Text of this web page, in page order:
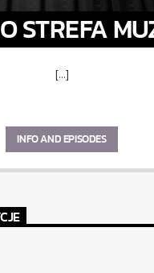
STREFA
[...]
INFO AND EPISODES